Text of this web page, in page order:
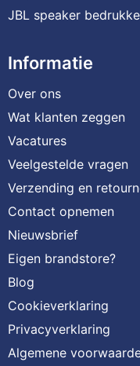
JBL speaker
Informatie
Over ons
Wat klanten zeggen
Vacatures
Veelgestelde vragen
Verzending en
Contact opnemen
Nieuwsbrief
Eigen brandstore?
Blog
Cookieverklaring
Privacyverklaring
Algemene